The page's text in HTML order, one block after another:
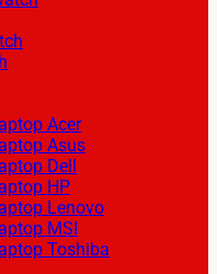
Acer
Asus
Dell
HP
Lenovo
MSI
Toshiba